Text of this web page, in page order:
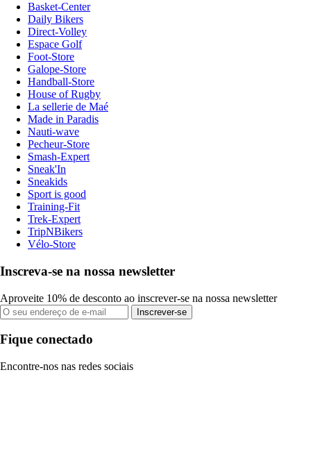
Basket-Center
Daily Bikers
Direct-Volley
Espace Golf
Foot-Store
Galope-Store
Handball-Store
House of Rugby
La sellerie de Maé
Made in Paradis
Nauti-wave
Pecheur-Store
Smash-Expert
Sneak'In
Sneakids
Sport is good
Training-Fit
Trek-Expert
TripNBikers
Vélo-Store
Inscreva-se na nossa newsletter
Aproveite 10% de desconto ao inscrever-se na nossa newsletter
Inscrever-se
Fique conectado
Encontre-nos nas redes sociais